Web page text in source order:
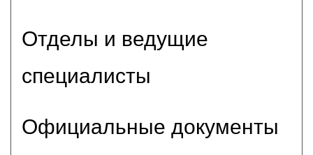
Отделы и ведущие
специалисты
Официальные документы